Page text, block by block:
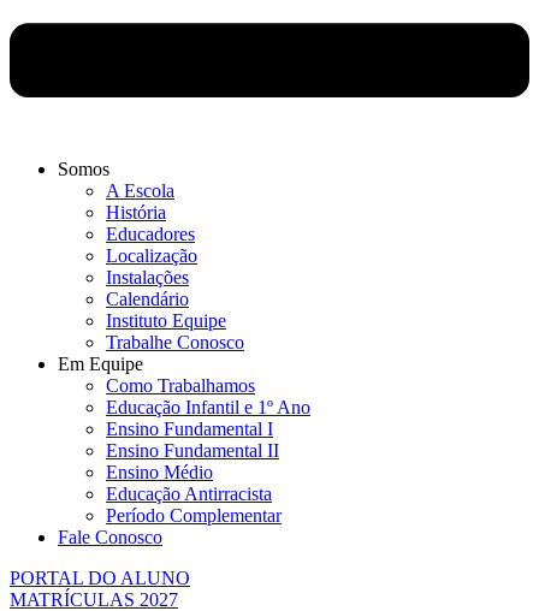
Somos
A Escola
História
Educadores
Localização
Instalações
Calendário
Instituto Equipe
Trabalhe Conosco
Em Equipe
Como Trabalhamos
Educação Infantil e 1º Ano
Ensino Fundamental I
Ensino Fundamental II
Ensino Médio
Educação Antirracista
Período Complementar
Fale Conosco
PORTAL DO ALUNO
MATRÍCULAS 2027